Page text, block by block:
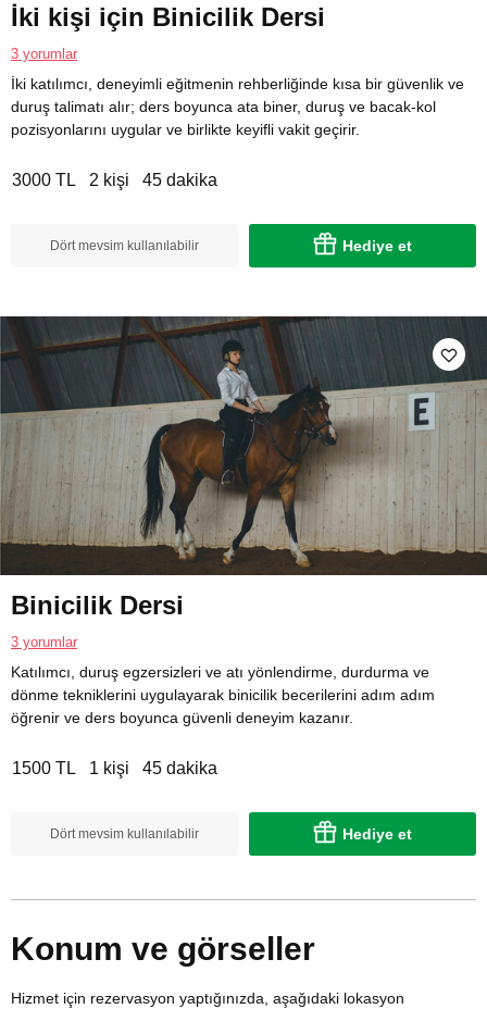
İki kişi için Binicilik Dersi
3 yorumlar
İki katılımcı, deneyimli eğitmenin rehberliğinde kısa bir güvenlik ve
duruş talimatı alır; ders boyunca ata biner, duruş ve bacak-kol
pozisyonlarını uygular ve birlikte keyifli vakit geçirir.
3000 TL 2 kişi 45 dakika
Dört mevsim kullanılabilir Hediye et
Binicilik Dersi
3 yorumlar
Katılımcı, duruş egzersizleri ve atı yönlendirme, durdurma ve
dönme tekniklerini uygulayarak binicilik becerilerini adım adım
öğrenir ve ders boyunca güvenli deneyim kazanır.
1500 TL 1 kişi 45 dakika
Dört mevsim kullanılabilir Hediye et
Konum ve görseller
Hizmet için rezervasyon yaptığınızda, aşağıdaki lokasyon